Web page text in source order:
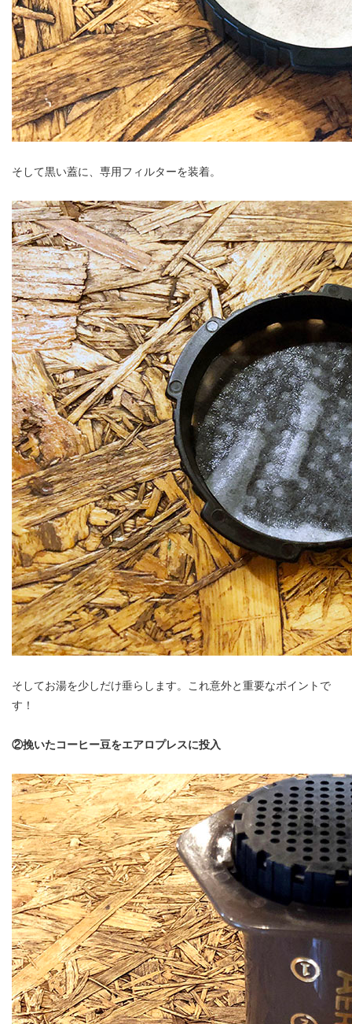
そして黒い蓋に、専用フィルターを装着。
そしてお湯を少しだけ垂らします。これ意外と重要なポイントで
す！
②挽いたコーヒー豆をエアロプレスに投入